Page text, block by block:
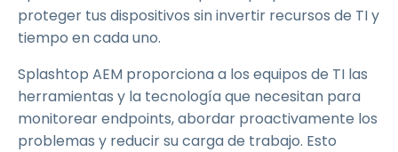
proteger tus dispositivos sin invertir recursos de TI y
tiempo en cada uno.
Splashtop AEM proporciona a los equipos de TI las
herramientas y la tecnología que necesitan para
monitorear endpoints, abordar proactivamente los
problemas y reducir su carga de trabajo. Esto